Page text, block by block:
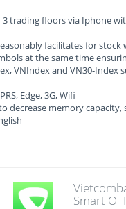
trading floors via Iphone
facilitates for
at the same time
VNIndex and VN30-
Edge, 3G, Wifi
decrease memory
Smart